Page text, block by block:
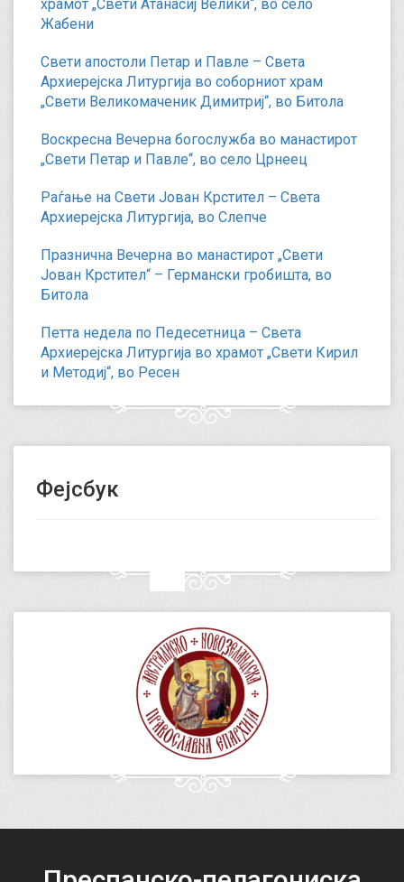
храмот „Свети Атанасиј Велики“, во село
Жабени
Свети апостоли Петар и Павле – Света
Архиерејска Литургија во соборниот храм
„Свети Великомаченик Димитриј“, во Битола
Воскресна Вечерна богослужба во манастирот
„Свети Петар и Павле“, во село Црнеец
Раѓање на Свети Јован Крстител – Света
Архиерејска Литургија, во Слепче
Празнична Вечерна во манастирот „Свети
Јован Крстител“ – Германски гробишта, во
Битола
Петта недела по Педесетница – Света
Архиерејска Литургија во храмот „Свети Кирил
и Методиј“, во Ресен
Фејсбук